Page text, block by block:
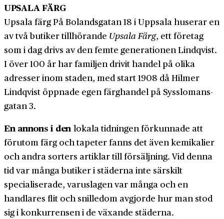
UPSALA FÄRG
Upsala färg På Bolandsgatan 18 i Uppsala huserar en
av två butiker till­hörande Upsala Färg, ett företag
som i dag drivs av den femte generationen Lindqvist.
I över 100 år har familjen drivit handel på olika
adresser inom staden, med start 1908 då Hilmer
Lindqvist öppnade egen färg­handel på Sysslomans­
gatan 3.
En annons i den lokala tidningen för­kunnade att
förutom färg och tapeter fanns det även kemikalier
och andra sorters artiklar till för­säljning. Vid denna
tid var många butiker i städerna inte särskilt
specialiserade, varu­slagen var många och en
handlares flit och snille­dom avgjorde hur man stod
sig i konkurrensen i de växande städerna.